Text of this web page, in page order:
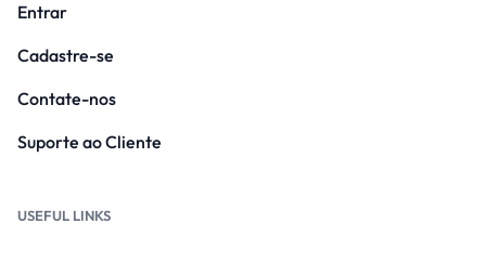
Entrar
Cadastre-se
Contate-nos
Suporte ao Cliente
USEFUL LINKS